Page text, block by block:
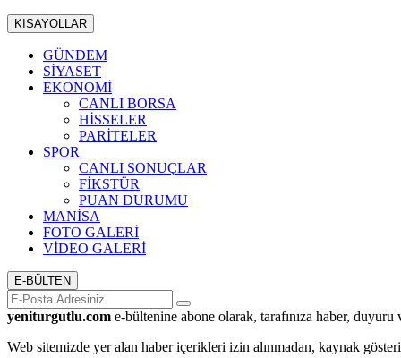
KISAYOLLAR
GÜNDEM
SİYASET
EKONOMİ
CANLI BORSA
HİSSELER
PARİTELER
SPOR
CANLI SONUÇLAR
FİKSTÜR
PUAN DURUMU
MANİSA
FOTO GALERİ
VİDEO GALERİ
E-BÜLTEN
yeniturgutlu.com e-bültenine abone olarak, tarafınıza haber,
Web sitemizde yer alan haber içerikleri izin alınmadan, kaynak